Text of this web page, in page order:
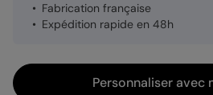
Fabrication française
Expédition rapide en 48h
Personnaliser avec